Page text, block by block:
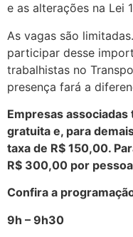
e as alterações na Lei
As vagas são
participar desse
trabalhistas no
presença fará a
Empresas
gratuita e, para
taxa de R$ 150,00.
R$ 300,00 por
Confira a
9h – 9h30